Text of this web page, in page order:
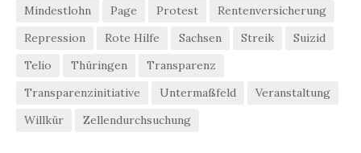
Mindestlohn
Page Protest
Rentenversicherung
Repression
Rote Hilfe Sachsen Streik
Suizid
Telio
Thüringen
Transparenz
Transparenzinitiative
Untermaßfeld
Veranstaltung
Willkür
Zellendurchsuchung